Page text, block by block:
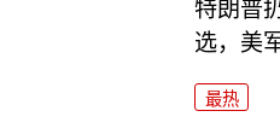
特朗普
选，美
最热